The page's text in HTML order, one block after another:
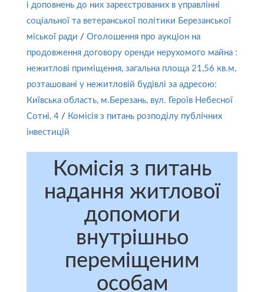
і доповнень до них зареєстрованих в управлінні
соціальної та ветеранської політики Березанської
міської ради / Оголошення про аукціон на
продовження договору оренди нерухомого майна :
нежитлові приміщення, загальна площа 21,56 кв.м,
розташовані у нежитловій будівлі за адресою:
Київська область, м.Березань, вул. Героїв Небесної
Сотні, 4 / Комісія з питань розподілу публічних
інвестицій
Комісія з питань
надання житлової
допомоги
внутрішньо
переміщеним
особам